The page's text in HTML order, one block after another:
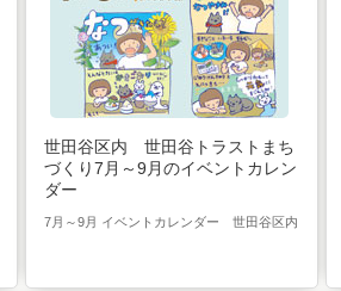
世田谷区内 世田谷トラストまち
づくり7月～9月のイベントカレン
ダー
7月～9月 イベントカレンダー 世田谷区内